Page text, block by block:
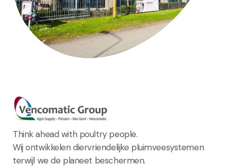
Think ahead with poultry people.
Wij ontwikkelen diervriendelijke pluimveesystemen
terwijl we de planeet beschermen.